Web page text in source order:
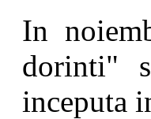
In
dorinti"
inceputa